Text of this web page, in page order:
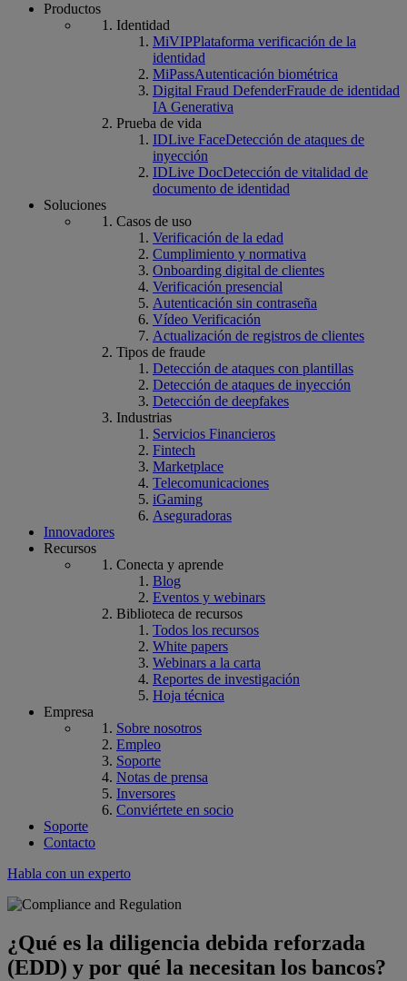
Productos
Identidad
MiVIPPlataforma verificación de la
identidad
MiPassAutenticación biométrica
Digital Fraud DefenderFraude de identidad
IA Generativa
Prueba de vida
IDLive FaceDetección de ataques de
inyección
IDLive DocDetección de vitalidad de
documento de identidad
Soluciones
Casos de uso
Verificación de la edad
Cumplimiento y normativa
Onboarding digital de clientes
Verificación presencial
Autenticación sin contraseña
Vídeo Verificación
Actualización de registros de clientes
Tipos de fraude
Detección de ataques con plantillas
Detección de ataques de inyección
Detección de deepfakes
Industrias
Servicios Financieros
Fintech
Marketplace
Telecomunicaciones
iGaming
Aseguradoras
Innovadores
Recursos
Conecta y aprende
Blog
Eventos y webinars
Biblioteca de recursos
Todos los recursos
White papers
Webinars a la carta
Reportes de investigación
Hoja técnica
Empresa
Sobre nosotros
Empleo
Soporte
Notas de prensa
Inversores
Conviértete en socio
Soporte
Contacto
Habla con un experto
¿Qué es la diligencia debida reforzada
(EDD) y por qué la necesitan los bancos?